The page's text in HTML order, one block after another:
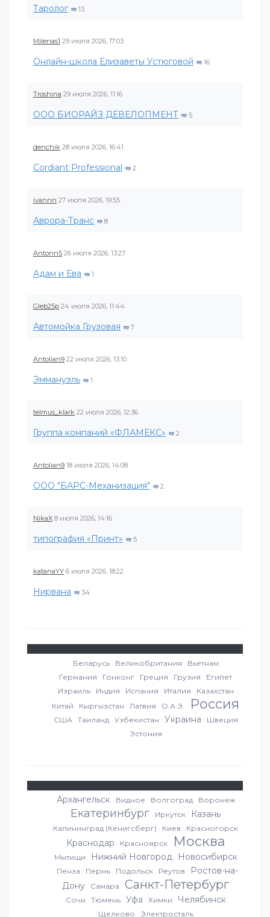
Таролог 13
Milenas1 29 июля 2026, 17:03
Онлайн-школа Елизаветы Устюговой 16
Troshina 29 июля 2026, 11:16
ООО БИОРАЙЗ ДЕВЕЛОПМЕНТ 5
denchik 28 июля 2026, 16:41
Cordiant Professional 2
ivannn 27 июля 2026, 19:55
Аврора-Транс 8
Antonn5 26 июля 2026, 13:27
Адам и Ева 1
Gleb25p 24 июля 2026, 11:44
Автомойка Грузовая 7
Antolian9 22 июля 2026, 13:10
Эммануэль 1
telmus_klark 22 июля 2026, 12:36
Группа компаний «ФЛАМЕКС» 2
Antolian9 18 июля 2026, 14:08
ООО "БАРС-Механизация" 2
NikaX 8 июля 2026, 14:16
типография «Принт» 5
katanaYY 6 июля 2026, 18:22
Нирвана 34
Беларусь Великобритания
Вьетнам
Германия
Гонконг Греция Грузия
Египет
Израиль
Индия Испания Италия
Казахстан
Китай
Кыргызстан Латвия О.А.Э. Россия
США Таиланд Узбекистан Украина
Швеция
Эстония
Архангельск Видное Волгоград Воронеж
Екатеринбург Иркутск Казань
Калининград (Кенигсберг) Киев Красногорск
Краснодар Красноярск Москва
Мытищи Нижний Новгород Новосибирск
Пенза Пермь Подольск Реутов
Ростов-на-
Дону
Самара Санкт-Петербург
Сочи Тюмень Уфа Химки Челябинск
Щелково Электросталь